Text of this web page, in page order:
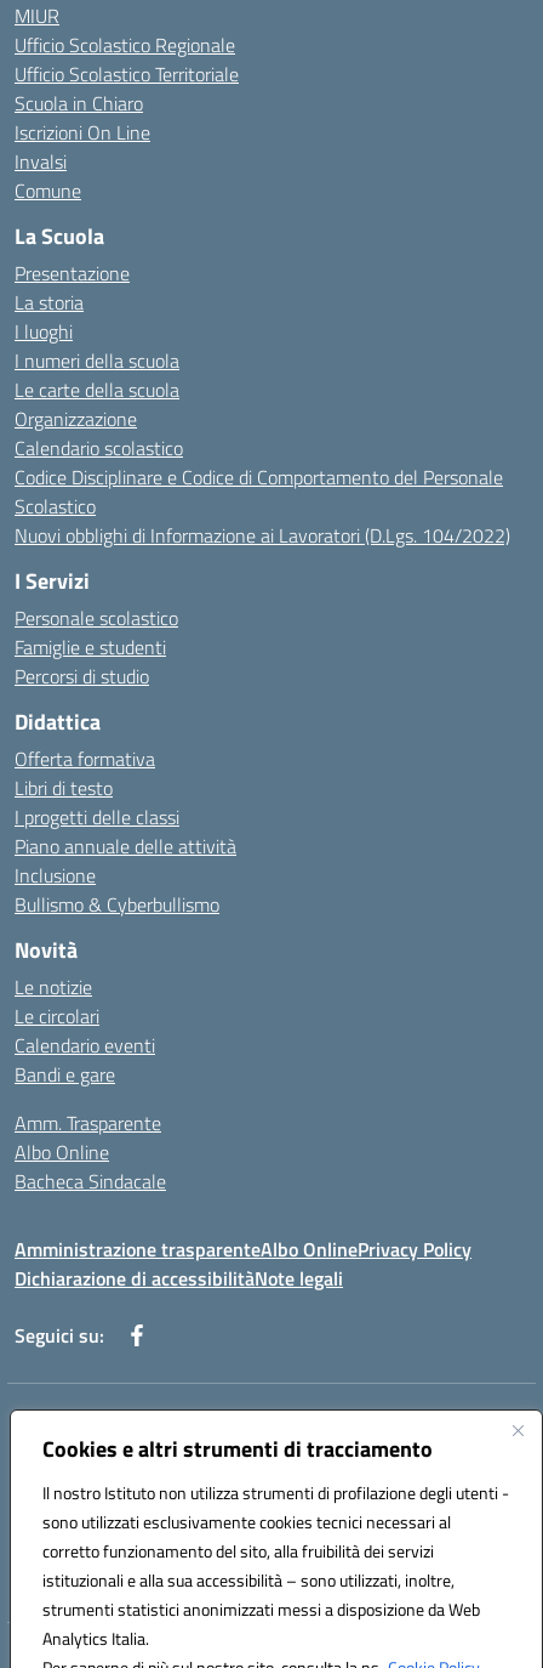
Cookies e altri strumenti di tracciamento
Il nostro Istituto non utilizza strumenti di profilazione degli utenti -
sono utilizzati esclusivamente cookies tecnici necessari al
corretto funzionamento del sito, alla fruibilità dei servizi
istituzionali e alla sua accessibilità – sono utilizzati, inoltre,
strumenti statistici anonimizzati messi a disposizione da Web
Analytics Italia.
MIUR
Ufficio Scolastico Regionale
Ufficio Scolastico Territoriale
Scuola in Chiaro
Iscrizioni On Line
Invalsi
Comune
La Scuola
Presentazione
La storia
I luoghi
I numeri della scuola
Le carte della scuola
Organizzazione
Calendario scolastico
Codice Disciplinare e Codice di Comportamento del Personale
Scolastico
Nuovi obblighi di Informazione ai Lavoratori (D.Lgs. 104/2022)
I Servizi
Personale scolastico
Famiglie e studenti
Percorsi di studio
Didattica
Offerta formativa
Libri di testo
I progetti delle classi
Piano annuale delle attività
Inclusione
Bullismo & Cyberbullismo
Novità
Le notizie
Le circolari
Calendario eventi
Bandi e gare
Amm. Trasparente
Albo Online
Bacheca Sindacale
Amministrazione trasparenteAlbo OnlinePrivacy Policy
Dichiarazione di accessibilitàNote legali
Seguici su:
Indirizzo:
Centralino:0881234514 - 0881752614 - 0881719420
Posta elettronica certificata (PEC):fgps010008@pec.istruzione.it
Codice fiscale: 80003140714
Codice meccanografico: FGPS010008
Hosting & Powered by 3D Solution S.r.l.